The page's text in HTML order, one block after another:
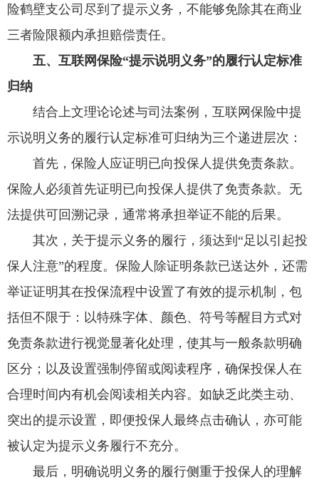
险鹤壁支公司尽到了提示义务，不能够免除其在商业
三者险限额内承担赔偿责任。
五、互联网保险“提示说明义务”的履行认定标准
归纳
结合上文理论论述与司法案例，互联网保险中提
示说明义务的履行认定标准可归纳为三个递进层次：
首先，保险人应证明已向投保人提供免责条款。
保险人必须首先证明已向投保人提供了免责条款。无
法提供可回溯记录，通常将承担举证不能的后果。
其次，关于提示义务的履行，须达到“足以引起投
保人注意”的程度。保险人除证明条款已送达外，还需
举证证明其在投保流程中设置了有效的提示机制，包
括但不限于：以特殊字体、颜色、符号等醒目方式对
免责条款进行视觉显著化处理，使其与一般条款明确
区分；以及设置强制停留或阅读程序，确保投保人在
合理时间内有机会阅读相关内容。如缺乏此类主动、
突出的提示设置，即便投保人最终点击确认，亦可能
被认定为提示义务履行不充分。
最后，明确说明义务的履行侧重于投保人的理解